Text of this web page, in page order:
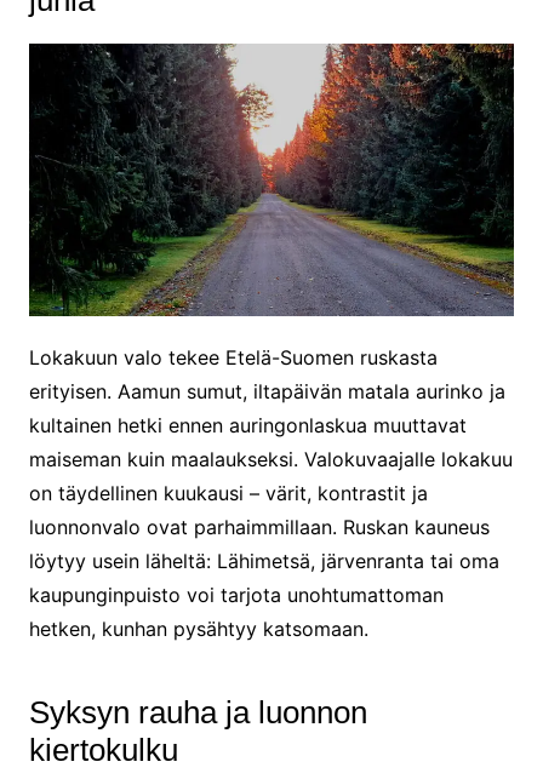
Lokakuun valo tekee Etelä-Suomen ruskasta
erityisen. Aamun sumut, iltapäivän matala aurinko ja
kultainen hetki ennen auringonlaskua muuttavat
maiseman kuin maalaukseksi. Valokuvaajalle lokakuu
on täydellinen kuukausi – värit, kontrastit ja
luonnonvalo ovat parhaimmillaan. Ruskan kauneus
löytyy usein läheltä: Lähimetsä, järvenranta tai oma
kaupunginpuisto voi tarjota unohtumattoman
hetken, kunhan pysähtyy katsomaan.
Syksyn rauha ja luonnon
kiertokulku